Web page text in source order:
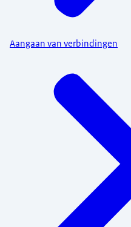
Aangaan van verbindingen